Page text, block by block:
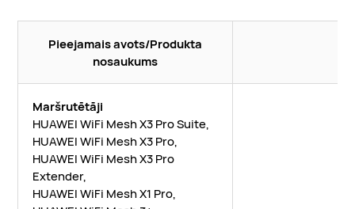
Pieejamais avots/Produkta
nosaukums
Maršrutētāji
HUAWEI WiFi Mesh X3 Pro Suite,
HUAWEI WiFi Mesh X3 Pro,
HUAWEI WiFi Mesh X3 Pro
Extender,
HUAWEI WiFi Mesh X1 Pro,